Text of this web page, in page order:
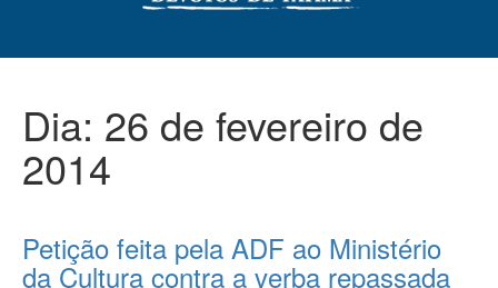
Dia: 26 de fevereiro de
2014
Petição feita pela ADF ao Ministério
da Cultura contra a verba repassada